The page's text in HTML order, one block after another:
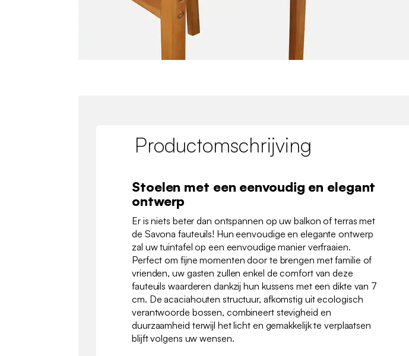
Productomschrijving
Stoelen met een eenvoudig en elegant
ontwerp
Er is niets beter dan ontspannen op uw balkon of terras met
de Savona fauteuils! Hun eenvoudige en elegante ontwerp
zal uw tuintafel op een eenvoudige manier verfraaien.
Perfect om fijne momenten door te brengen met familie of
vrienden, uw gasten zullen enkel de comfort van deze
fauteuils waarderen dankzij hun kussens met een dikte van 7
cm. De acaciahouten structuur, afkomstig uit ecologisch
verantwoorde bossen, combineert stevigheid en
duurzaamheid terwijl het licht en gemakkelijk te verplaatsen
blijft volgens uw wensen.